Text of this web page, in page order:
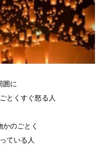
囲に
とくすぐ怒る人
のごとく
ている人